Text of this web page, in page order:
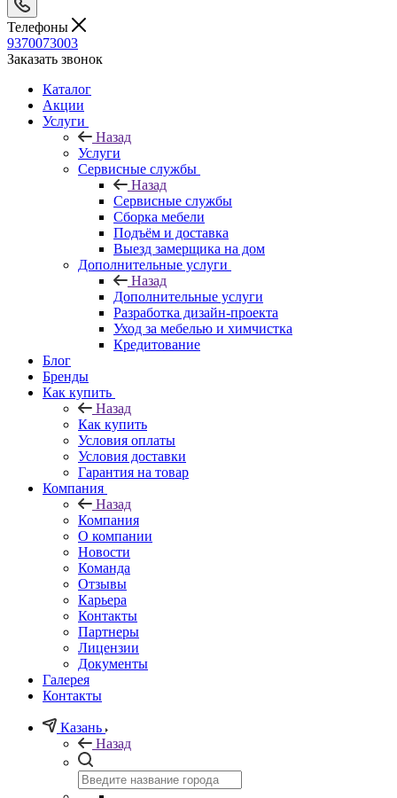
Телефоны
9370073003
Заказать звонок
Каталог
Акции
Услуги
Назад
Услуги
Сервисные службы
Назад
Сервисные службы
Сборка мебели
Подъём и доставка
Выезд замерщика на дом
Дополнительные услуги
Назад
Дополнительные услуги
Разработка дизайн-проекта
Уход за мебелью и химчистка
Кредитование
Блог
Бренды
Как купить
Назад
Как купить
Условия оплаты
Условия доставки
Гарантия на товар
Компания
Назад
Компания
О компании
Новости
Команда
Отзывы
Карьера
Контакты
Партнеры
Лицензии
Документы
Галерея
Контакты
Казань
Назад